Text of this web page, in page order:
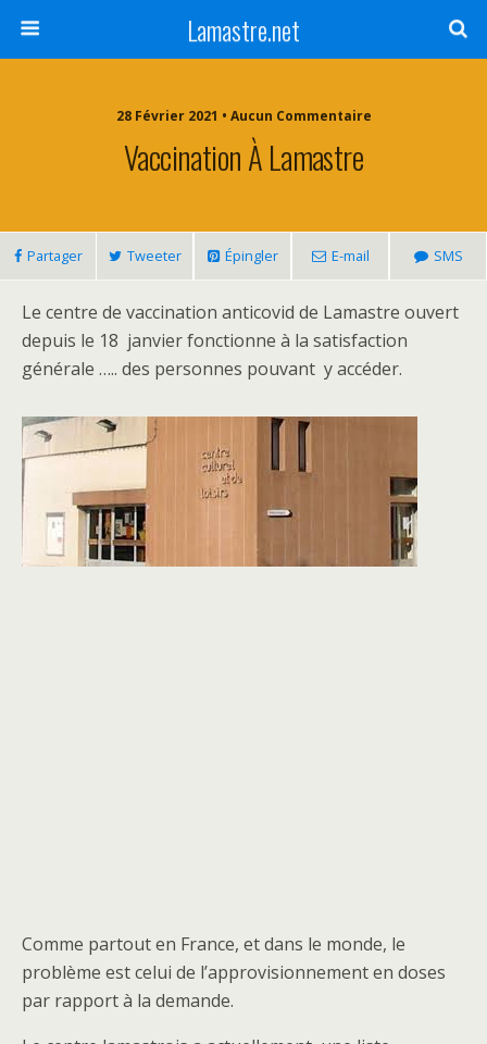
Lamastre.net
28 Février 2021 • Aucun Commentaire
Vaccination À Lamastre
Partager Tweeter Épingler E-mail SMS
Le centre de vaccination anticovid de Lamastre ouvert
depuis le 18 janvier fonctionne à la satisfaction
générale ….. des personnes pouvant y accéder.
Comme partout en France, et dans le monde, le
problème est celui de l’approvisionnement en doses
par rapport à la demande.